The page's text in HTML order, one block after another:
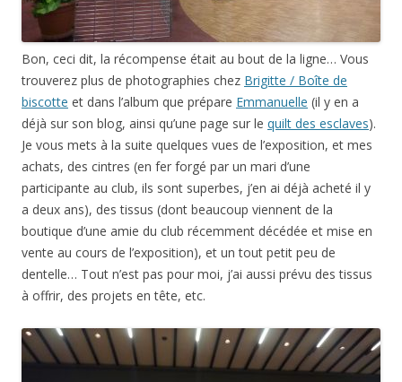
Bon, ceci dit, la récompense était au bout de la ligne… Vous
trouverez plus de photographies chez Brigitte / Boîte de
biscotte et dans l’album que prépare Emmanuelle (il y en a
déjà sur son blog, ainsi qu’une page sur le quilt des esclaves).
Je vous mets à la suite quelques vues de l’exposition, et mes
achats, des cintres (en fer forgé par un mari d’une
participante au club, ils sont superbes, j’en ai déjà acheté il y
a deux ans), des tissus (dont beaucoup viennent de la
boutique d’une amie du club récemment décédée et mise en
vente au cours de l’exposition), et un tout petit peu de
dentelle… Tout n’est pas pour moi, j’ai aussi prévu des tissus
à offrir, des projets en tête, etc.